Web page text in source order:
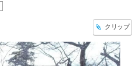
クリップ